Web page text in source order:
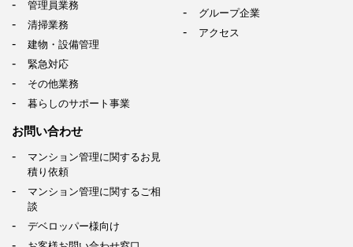
管理員業務
清掃業務
建物・設備管理
緊急対応
その他業務
暮らしのサポート事業
グループ企業
アクセス
お問い合わせ
マンション管理に関するお見
積り依頼
マンション管理に関するご相
談
デベロッパー様向け